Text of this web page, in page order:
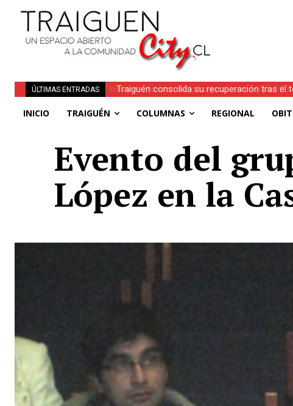
ÚLTIMAS ENTRADAS
Traiguén consolida su recuperación tras el
INICIO TRAIGUÉN COLUMNAS REGIONAL
Evento del
López en la